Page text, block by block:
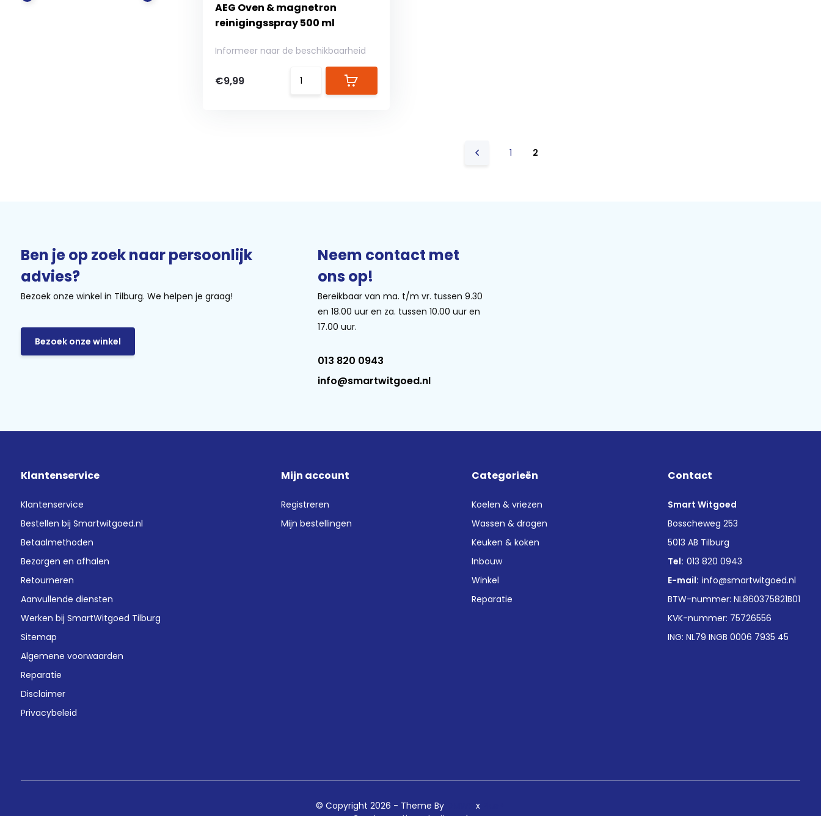
AEG Oven & magnetron
reinigingsspray 500 ml
Informeer naar de beschikbaarheid
€9,99
1 2
Ben je op zoek naar persoonlijk
advies?
Bezoek onze winkel in Tilburg. We helpen je graag!
Bezoek onze winkel
Neem contact met
ons op!
Bereikbaar van ma. t/m vr. tussen 9.30
en 18.00 uur en za. tussen 10.00 uur en
17.00 uur.
013 820 0943
info@smartwitgoed.nl
Klantenservice
Klantenservice
Bestellen bij Smartwitgoed.nl
Betaalmethoden
Bezorgen en afhalen
Retourneren
Aanvullende diensten
Werken bij SmartWitgoed Tilburg
Sitemap
Algemene voorwaarden
Reparatie
Disclaimer
Privacybeleid
Mijn account
Registreren
Mijn bestellingen
Categorieën
Koelen & vriezen
Wassen & drogen
Keuken & koken
Inbouw
Winkel
Reparatie
Contact
Smart Witgoed
Bosscheweg 253
5013 AB Tilburg
Tel: 013 820 0943
E-mail: info@smartwitgoed.nl
BTW-nummer: NL860375821B01
KVK-nummer: 75726556
ING: NL79 INGB 0006 7935 45
© Copyright 2026 - Theme By x